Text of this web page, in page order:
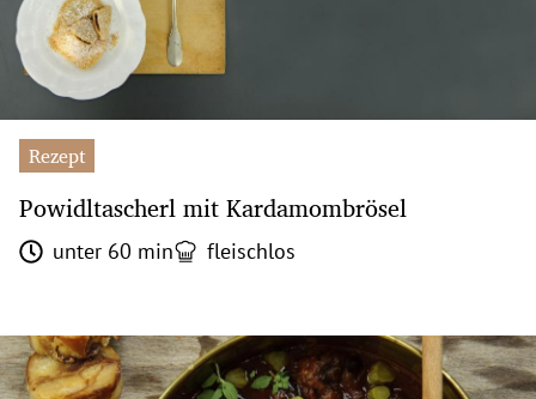
Rezept
Powidltascherl mit Kardamombrösel
unter 60 min fleischlos